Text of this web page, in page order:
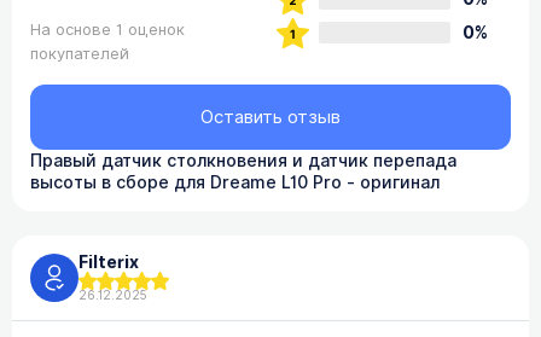
На основе 1 оценок
покупателей
0%
Правый датчик столкновения и датчик перепада
высоты в сборе для Dreame L10 Pro - оригинал
Оставить отзыв
Filterix
26.12.2025